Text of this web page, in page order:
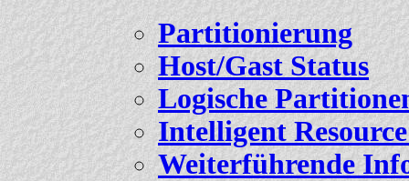
Partitionierung
Host/Gast Status
Logische
Intelligent
Weiterführende